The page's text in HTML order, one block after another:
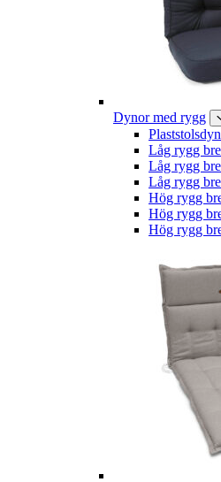
Dynor med rygg
Låg rygg
Låg rygg
Låg rygg
Hög rygg
Hög rygg
Hög rygg